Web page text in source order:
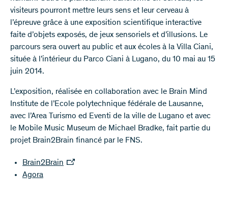
visiteurs pourront mettre leurs sens et leur cerveau à
l’épreuve grâce à une exposition scientifique interactive
faite d’objets exposés, de jeux sensoriels et d’illusions. Le
parcours sera ouvert au public et aux écoles à la Villa Ciani,
située à l’intérieur du Parco Ciani à Lugano, du 10 mai au 15
juin 2014.
L’exposition, réalisée en collaboration avec le Brain Mind
Institute de l’Ecole polytechnique fédérale de Lausanne,
avec l’Area Turismo ed Eventi de la ville de Lugano et avec
le Mobile Music Museum de Michael Bradke, fait partie du
projet Brain2Brain financé par le FNS.
Brain2Brain
Agora